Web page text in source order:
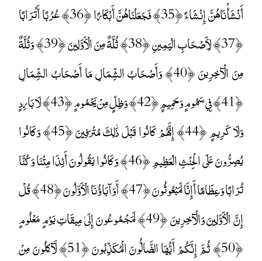
أَنْشَأْنَاهُنَّ إِنْشَاءً ﴿35﴾ فَجَعَلْنَاهُنَّ أَبْكَارًا ﴿36﴾ عُرُبًا أَتْرَابًا
﴿37﴾ لِأَصْحَابِ الْيَمِينِ ﴿38﴾ ثُلَّةٌ مِنَ الْأَوَّلِينَ ﴿39﴾ وَثُلَّةٌ
مِنَ الْآخِرِينَ ﴿40﴾ وَأَصْحَابُ الشِّمَالِ مَا أَصْحَابُ الشِّمَالِ
﴿41﴾ فِي سَمُومٍ وَحَمِيمٍ ﴿42﴾ وَظِلٍّ مِنْ يَحْمُومٍ ﴿43﴾ لَا بَارِدٍ
وَلَا كَرِيمٍ ﴿44﴾ إِنَّهُمْ كَانُوا قَبْلَ ذَٰلِكَ مُتْرَفِينَ ﴿45﴾ وَكَانُوا
يُصِرُّونَ عَلَى الْحِنْثِ الْعَظِيمِ ﴿46﴾ وَكَانُوا يَقُولُونَ أَئِذَا مِتْنَا وَكُنَّا
تُرَابًا وَعِظَامًا أَإِنَّا لَمَبْعُوثُونَ ﴿47﴾ أَوَآبَاؤُنَا الْأَوَّلُونَ ﴿48﴾ قُلْ
إِنَّ الْأَوَّلِينَ وَالْآخِرِينَ ﴿49﴾ لَمَجْمُوعُونَ إِلَىٰ مِيقَاتِ يَوْمٍ مَعْلُومٍ
﴿50﴾ ثُمَّ إِنَّكُمْ أَيُّهَا الضَّالُّونَ الْمُكَذِّبُونَ ﴿51﴾ لَآكِلُونَ مِنْ